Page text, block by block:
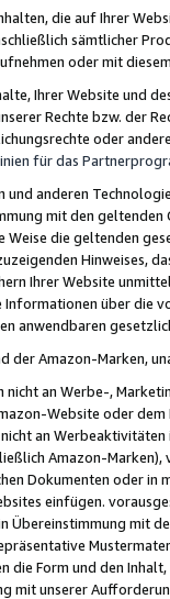
die auf Ihrer
sämtlicher
oder mit
Ihrer Website und
Rechte bzw. der
oder
für das
anderen
mit den
Weise die geltenden
Hinweises,
Ihrer Website
Informationen über die
anwendbaren
der Amazon-Marken,
nicht an Werbe-,
Website oder
an
Amazon-
Dokumenten oder in
einfügen.
Übereinstimmung mit
die Form und den
mit unserer